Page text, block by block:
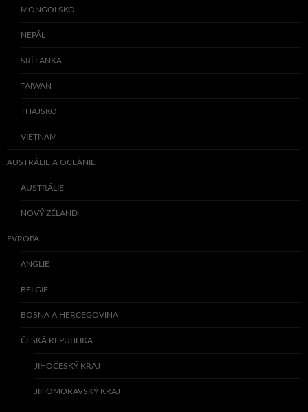
MONGOLSKO
NEPÁL
SRÍ LANKA
TAIWAN
THAJSKO
VIETNAM
AUSTRÁLIE A OCEÁNIE
AUSTRÁLIE
NOVÝ ZÉLAND
EVROPA
ANGLIE
BELGIE
BOSNA A HERCEGOVINA
ČESKÁ REPUBLIKA
JIHOČESKÝ KRAJ
JIHOMORAVSKÝ KRAJ